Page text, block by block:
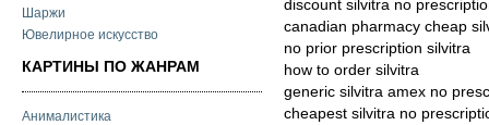
Шаржи
Ювелирное искусство
КАРТИНЫ ПО ЖАНРАМ
Анималистика
discount silvitra no
canadian pharmacy cheap
no prior prescription silvitra
how to order silvitra
generic silvitra amex no
cheapest silvitra no